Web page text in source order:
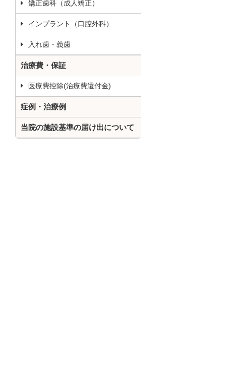
矯正歯科（成人矯正）
インプラント（口腔外科）
入れ歯・義歯
治療費・保証
医療費控除(治療費還付金)
症例・治療例
当院の施設基準の届け出について